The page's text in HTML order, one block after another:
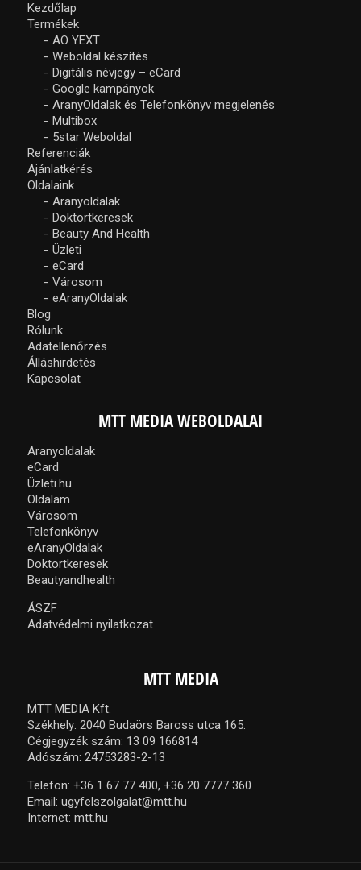
Kezdőlap
Termékek
AO YEXT
Weboldal készítés
Digitális névjegy – eCard
Google kampányok
AranyOldalak és Telefonkönyv megjelenés
Multibox
5star Weboldal
Referenciák
Ajánlatkérés
Oldalaink
Aranyoldalak
Doktortkeresek
Beauty And Health
Üzleti
eCard
Városom
eAranyOldalak
Blog
Rólunk
Adatellenőrzés
Álláshirdetés
Kapcsolat
MTT MEDIA WEBOLDALAI
Aranyoldalak
eCard
Üzleti.hu
Oldalam
Városom
Telefonkönyv
eAranyOldalak
Doktortkeresek
Beautyandhealth
ÁSZF
Adatvédelmi nyilatkozat
MTT MEDIA
MTT MEDIA Kft.
Székhely: 2040 Budaörs Baross utca 165.
Cégjegyzék szám: 13 09 166814
Adószám: 24753283-2-13
Telefon: +36 1 67 77 400, +36 20 7777 360
Email: ugyfelszolgalat@mtt.hu
Internet: mtt.hu